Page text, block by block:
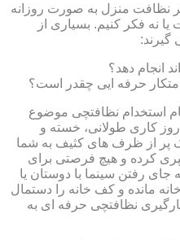
نظافت منزل به صورت روزانه
نه فکر کنیم. بسیاری از
گیرند:
انجام دهد؟
حرفه ایی چقدر است؟
استخدام نظافتچی موضوع
روز کاری طولانی، خسته و
پر از ظرف های کثیف به شما
کرده و هیچ فرصتی برای
جای رفتن سینما با دوستان یا
خانه مانده و کف خانه را دستمال
نظافتچی حرفه ای به